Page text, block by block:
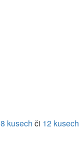
8 kusech či 12 kusech